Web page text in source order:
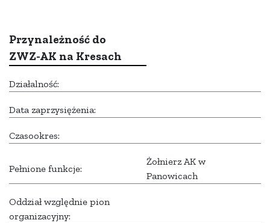
Przynależność do
ZWZ-AK na Kresach
Działalność:
Data zaprzysiężenia:
Czasookres:
Pełnione funkcje:
Żołnierz AK w
Panowicach
Oddział względnie pion
organizacyjny: